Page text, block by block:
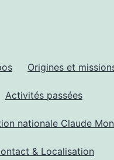
Origines et
Activités passées
nationale Claude
& Localisation